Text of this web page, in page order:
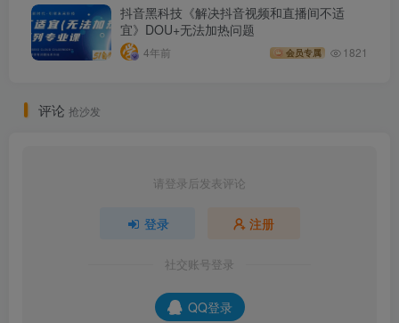
抖音黑科技《解决抖音视频和直播间不适
宜》DOU+无法加热问题
4年前 会员专属 1821
评论 抢沙发
请登录后发表评论
登录 注册
社交账号登录
QQ登录